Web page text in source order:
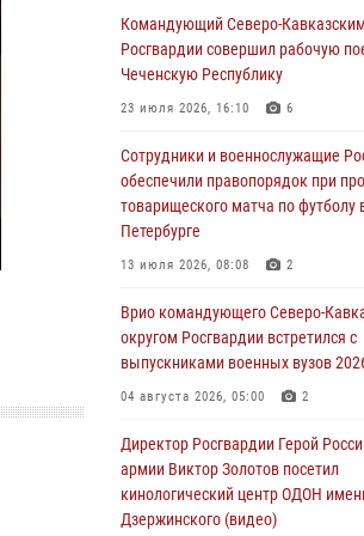
07 августа 2026, 12:54
Тонувшего ребенка спас
Юные гости из летних лагерей
кинологический центр
07 августа 2026, 12:20
округу Росгвардии и ветераны
контрразведки почтили память
Кузнецова
07 августа 2026, 12:00 4
Ветеран войск правопорядка
Иван Пияшев – герой выпуска
армии с Александром Маршалом»
07 августа 2026, 12:00
Командующий Северо-
Росгвардии совершил рабочую
Чеченскую Республику
23 июля 2026, 16:10 6
Сотрудники и военнослужащие
обеспечили правопорядок при
товарищеского матча по футболу
Петербурге
13 июля 2026, 08:08 2
Врио командующего Северо-
округом Росгвардии встретился с
выпускниками военных вузов
04 августа 2026, 05:00 2
Директор Росгвардии Герой
армии Виктор Золотов посетил
кинологический центр ОДОН
Дзержинского (видео)